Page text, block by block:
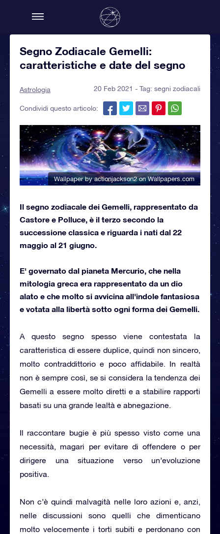
Segno Zodiacale Gemelli:
caratteristiche e date del segno
Astrologia 20 Feb 2021 - Tag: segni zodiacali
Condividi questo articolo:
Wallpaper by actionjackson2on Wallpapers.com
Il segno zodiacale dei Gemelli, rappresentato da
Castore e Polluce, è il terzo secondo la
successione classica e riguarda i nati dal 22
maggio al 21 giugno.
E' governato dal pianeta Mercurio, che nella
mitologia greca era rappresentato da un dio
alato e che molto si avvicina all'indole fantasiosa
e votata alla libertà sotto ogni forma dei Gemelli.
A questo segno spesso viene contestata la
caratteristica di essere duplice, quindi non sincero,
molto contraddittorio e poco affidabile. In realtà
non è sempre così, se si considera la tendenza dei
Gemelli a essere molto diretti e a stabilire rapporti
basati su una grande lealtà e abnegazione.
Il raccontare bugie è più spesso visto come una
necessità, magari per evitare di offendere o per
dirigere una situazione verso un’evoluzione
positiva.
Non c’è quindi malvagità nelle loro azioni e, anzi,
nelle discussioni sono quelli che dimenticano
molto velocemente i torti subiti e perdonano con